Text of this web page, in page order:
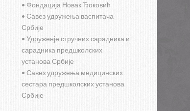
• Фондација Новак Ђоковић
• Савез удружења васпитача
Србије
• Удруженје стручних сарадника и
сарадника предшколских
установа Србије
• Савез удружења медицинских
сестара предшколских установа
Србије